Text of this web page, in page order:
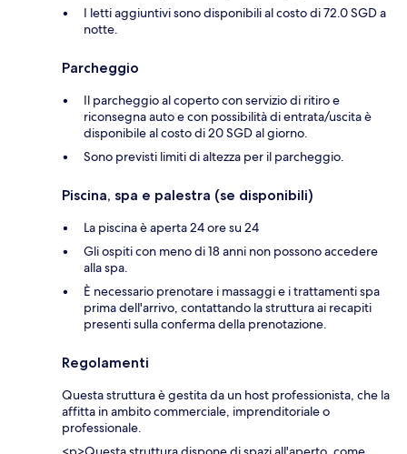
I letti aggiuntivi sono disponibili al costo di 72.0 SGD a
notte.
Parcheggio
Il parcheggio al coperto con servizio di ritiro e
riconsegna auto e con possibilità di entrata/uscita è
disponibile al costo di 20 SGD al giorno.
Sono previsti limiti di altezza per il parcheggio.
Piscina, spa e palestra (se disponibili)
La piscina è aperta 24 ore su 24
Gli ospiti con meno di 18 anni non possono accedere
alla spa.
È necessario prenotare i massaggi e i trattamenti spa
prima dell'arrivo, contattando la struttura ai recapiti
presenti sulla conferma della prenotazione.
Regolamenti
Questa struttura è gestita da un host professionista, che la
affitta in ambito commerciale, imprenditoriale o
professionale.